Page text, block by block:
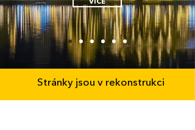
Stránky jsou v rekonstrukci